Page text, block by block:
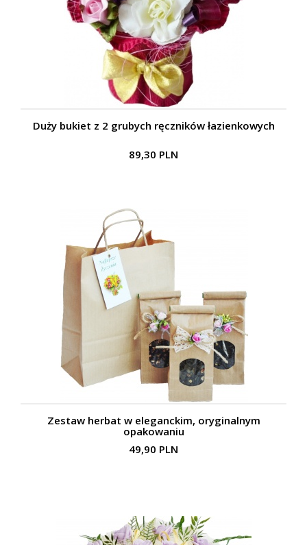
Duży bukiet z 2 grubych ręczników łazienkowych
89,30 PLN
Zestaw herbat w eleganckim, oryginalnym
opakowaniu
49,90 PLN